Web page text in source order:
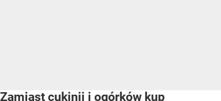
Zamiast cukinii i ogórków kup